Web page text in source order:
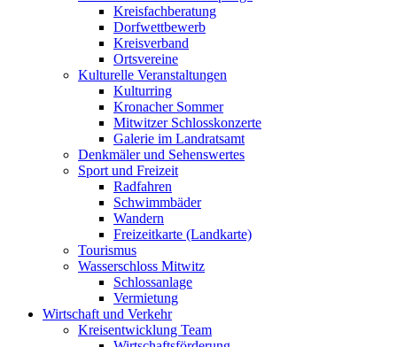
Kreisfachberatung
Dorfwettbewerb
Kreisverband
Ortsvereine
Kulturelle Veranstaltungen
Kulturring
Kronacher Sommer
Mitwitzer Schlosskonzerte
Galerie im Landratsamt
Denkmäler und Sehenswertes
Sport und Freizeit
Radfahren
Schwimmbäder
Wandern
Freizeitkarte (Landkarte)
Tourismus
Wasserschloss Mitwitz
Schlossanlage
Vermietung
Wirtschaft und Verkehr
Kreisentwicklung Team